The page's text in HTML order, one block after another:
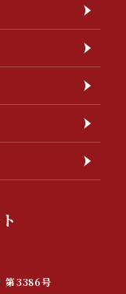
第3386号